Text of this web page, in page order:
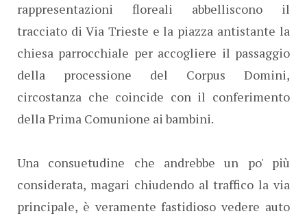
rappresentazioni floreali abbelliscono il
tracciato di Via Trieste e la piazza antistante la
chiesa parrocchiale per accogliere il passaggio
della processione del Corpus Domini,
circostanza che coincide con il conferimento
della Prima Comunione ai bambini.
Una consuetudine che andrebbe un po' più
considerata, magari chiudendo al traffico la via
principale, è veramente fastidioso vedere auto